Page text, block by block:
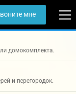
мне
домокомплекта.
и перегородок.